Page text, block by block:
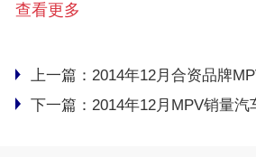
查看更多
上一篇： 2014年12月合资品牌MPV销
下一篇： 2014年12月MPV销量